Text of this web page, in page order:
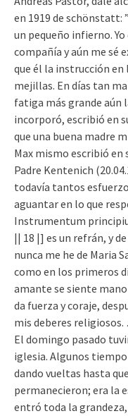
en 1919 de schönstatt:
un pequeño infierno.
compañía y aún me sé
que él la instrucción
mejillas. En días tan
fatiga más grande aún
incorporó, escribió en
que una buena madre
Max mismo escribió en
Padre Kentenich
todavía tantos
aguantar en lo que
Instrumentum
|| 18 |] es un refrán, y
nunca me he de Maria
como en los primeros
amante se siente
da fuerza y coraje,
mis deberes
El domingo pasado
iglesia. Algunos
dando vueltas hasta
permanecieron; era la
entró toda la